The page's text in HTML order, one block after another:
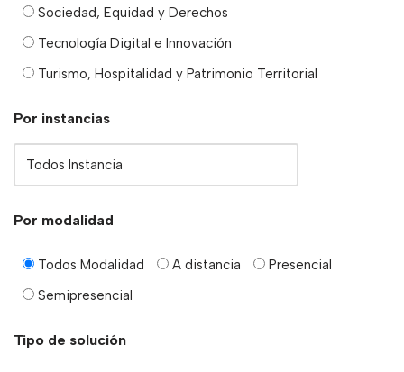
Sociedad, Equidad y Derechos
Tecnología Digital e Innovación
Turismo, Hospitalidad y Patrimonio Territorial
Por instancias
Por modalidad
Todos Modalidad A distancia
Presencial
Semipresencial
Tipo de solución